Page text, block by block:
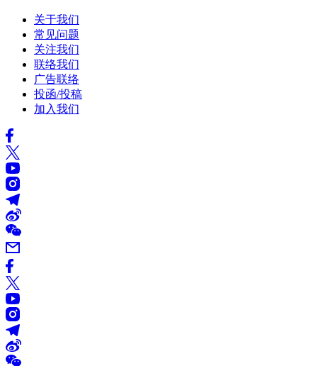
关于我们
常见问题
关注我们
联络我们
广告联络
投函/投稿
加入我们